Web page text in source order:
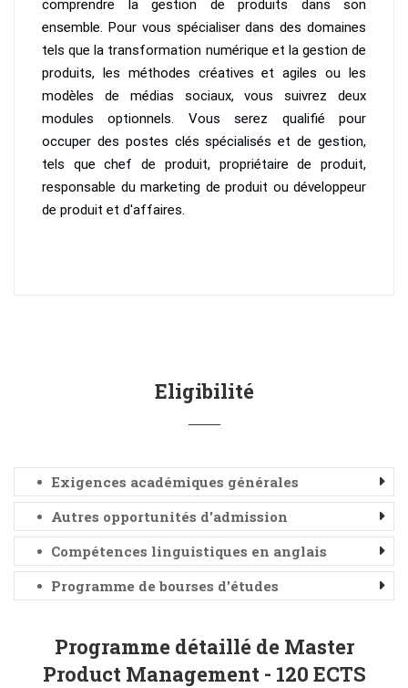
comprendre la gestion de produits dans son
ensemble. Pour vous spécialiser dans des domaines
tels que la transformation numérique et la gestion de
produits, les méthodes créatives et agiles ou les
modèles de médias sociaux, vous suivrez deux
modules optionnels. Vous serez qualifié pour
occuper des postes clés spécialisés et de gestion,
tels que chef de produit, propriétaire de produit,
responsable du marketing de produit ou développeur
de produit et d'affaires.
Eligibilité
Exigences académiques générales
Autres opportunités d'admission
Compétences linguistiques en anglais
Programme de bourses d'études
Programme détaillé de Master
Product Management - 120 ECTS